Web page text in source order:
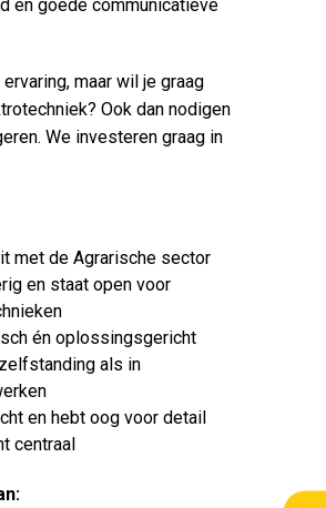
en goede communicatieve
maar wil je graag
Ook dan nodigen
We investeren graag in
met de Agrarische sector
en staat open voor
én oplossingsgericht
als in
en hebt oog voor detail
centraal